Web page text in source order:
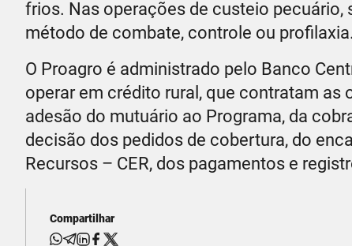
frios. Nas operações de custeio pecuário,
método de combate, controle ou profilaxia.
O Proagro é administrado pelo Banco
operar em crédito rural, que contratam
adesão do mutuário ao Programa, da
decisão dos pedidos de cobertura, do
Recursos – CER, dos pagamentos e
Compartilhar